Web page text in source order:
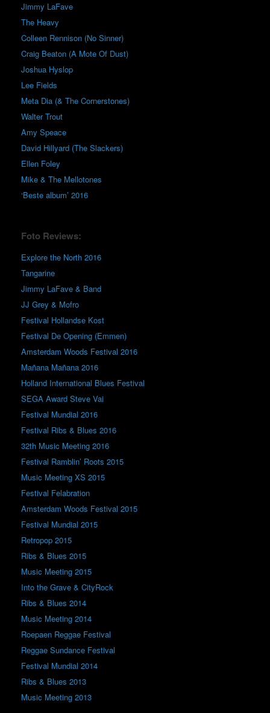
Jimmy LaFave
The Heavy
Colleen Rennison (No Sinner)
Craig Beaton (A Mote Of Dust)
Joshua Hyslop
Lee Fields
Meta Dia (& The Cornerstones)
Walter Trout
Amy Speace
David Hillyard (The Slackers)
Ellen Foley
Mike & The Mellotones
‘Beste album’ 2016
Foto Reviews:
Explore the North 2016
Tangarine
Jimmy LaFave & Band
JJ Grey & Mofro
Festival Hollandse Kost
Festival De Opening (Emmen)
Amsterdam Woods Festival 2016
Mañana Mañana 2016
Holland International Blues Festival
SEGA Award Steve Vai
Festival Mundial 2016
Festival Ribs & Blues 2016
32th Music Meeting 2016
Festival Ramblin’ Roots 2015
Music Meeting XS 2015
Festival Felabration
Amsterdam Woods Festival 2015
Festival Mundial 2015
Retropop 2015
Ribs & Blues 2015
Music Meeting 2015
Into the Grave & CityRock
Ribs & Blues 2014
Music Meeting 2014
Roepaen Reggae Festival
Reggae Sundance Festival
Festival Mundial 2014
Ribs & Blues 2013
Music Meeting 2013